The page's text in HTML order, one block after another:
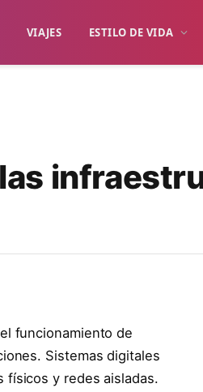
VIAJES ESTILO DE VIDA
funcionamiento de
Sistemas digitales
físicos y redes aisladas.